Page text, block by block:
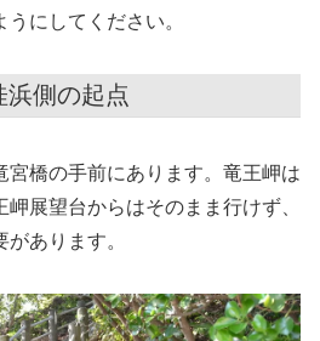
にしてください。
浜側の起点
宮橋の手前にあります。竜王岬は
展望台からはそのまま行けず、
あります。